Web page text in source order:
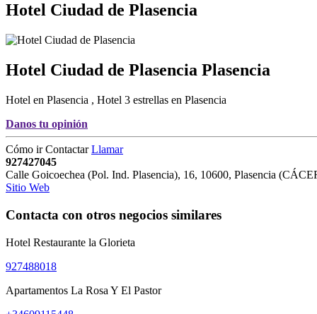
Hotel Ciudad de Plasencia
Hotel Ciudad de Plasencia Plasencia
Hotel en Plasencia , Hotel 3 estrellas en Plasencia
Danos tu opinión
Cómo irContactarLlamar
927427045
Calle Goicoechea (Pol. Ind. Plasencia), 16, 10600, Plasencia (
Sitio Web
Contacta con otros negocios similares
Hotel Restaurante la Glorieta
927488018
Apartamentos La Rosa Y El Pastor